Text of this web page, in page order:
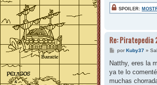
SPOILER:
Re:
M
n
a
j
porKuby37»
Natthy, eres la
ya te lo
muchas